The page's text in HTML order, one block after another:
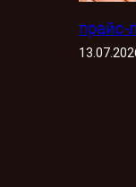
прайс-